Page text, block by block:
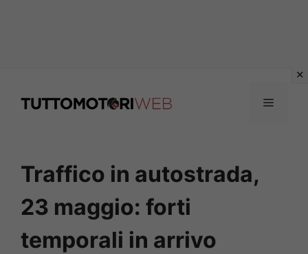
Menu
Traffico in autostrada,
23 maggio: forti
temporali in arrivo